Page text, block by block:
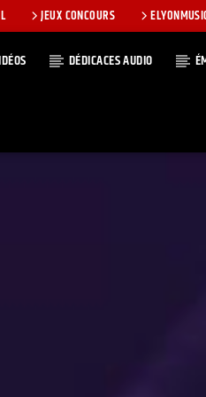
JEUX CONCOURS
DÉDICACES AUDIO